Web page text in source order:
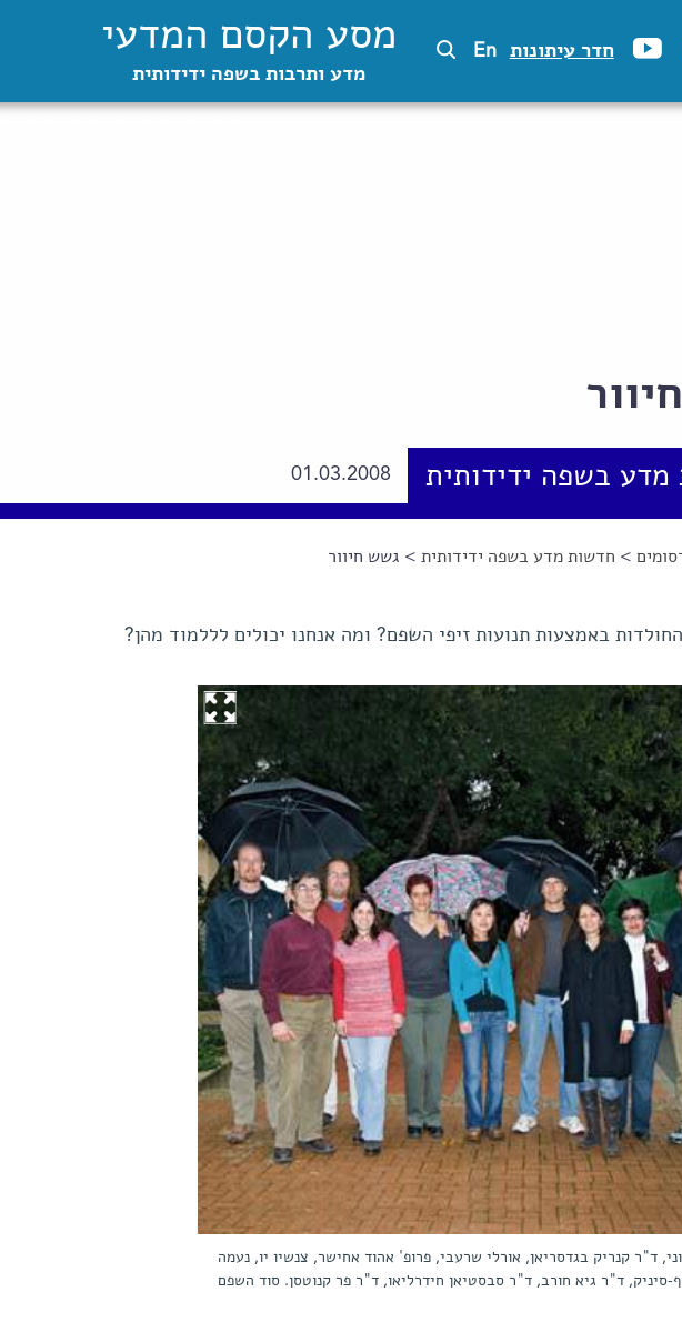
חדר עיתונות En מסע הקסם המדעי
מדע ותרבות בשפה ידידותית
מדע בשפה ידידותית 01.03.2008
> חדשות מדע בשפה ידידותית > גשש חיוור
באמצעות תנועות זיפי השפם? ומה אנחנו יכולים לללמוד מהן?
ד"ר קנריק בגדסריאן, אורלי שרעבי, פרופ' אהוד אחישר, צנשיו יו, נעמה
סיניק, ד"ר גיא חורב, ד"ר סבסטיאן חידרליאו, ד"ר פר קנוטסן. סוד השפם